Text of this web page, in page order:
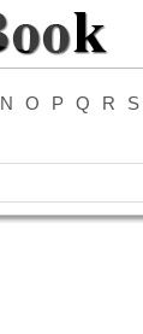
N O P Q R
S